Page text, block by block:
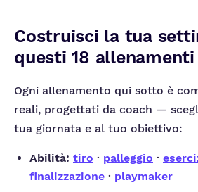
Costruisci la tua
questi 18 allenamenti
Ogni allenamento qui sotto è
reali, progettati da coach —
tua giornata e al tuo obiettivo:
Abilità: tiro · palleggio ·
finalizzazione · playmaker